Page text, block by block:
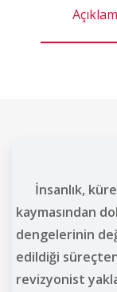
İnsanlık,
kaymasından
dengelerinin
edildiği
revizyonist